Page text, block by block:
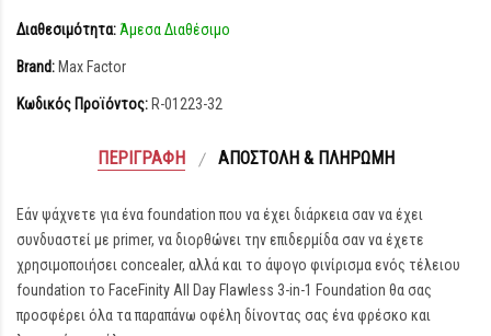
Διαθεσιμότητα: Άμεσα Διαθέσιμο
Brand: Max Factor
Κωδικός Προϊόντος: R-01223-32
ΠΕΡΙΓΡΑΦΉ ΑΠΟΣΤΟΛΉ & ΠΛΗΡΩΜΉ
Εάν ψάχνετε για ένα foundation που να έχει διάρκεια σαν να έχει
συνδυαστεί με primer, να διορθώνει την επιδερμίδα σαν να έχετε
χρησιμοποιήσει concealer, αλλά και το άψογο φινίρισμα ενός τέλειου
foundation το FaceFinity All Day Flawless 3-in-1 Foundation θα σας
προσφέρει όλα τα παραπάνω οφέλη δίνοντας σας ένα φρέσκο και